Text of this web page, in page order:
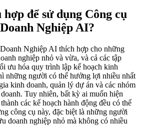
để sử dụng Công cụ
Nghiệp AI?
Nghiệp AI thích hợp cho những
nghiệp nhỏ và vừa, và cả các tập
ưu hóa quy trình lập kế hoạch kinh
những người có thể hưởng lợi nhiều nhất
kinh doanh, quản lý dự án và các nhóm
Tuy nhiên, bất kỳ ai muốn hiện
các kế hoạch hành động đều có thể
công cụ này, đặc biệt là những người
doanh nghiệp nhỏ mà không có nhiều